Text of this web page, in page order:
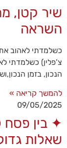
שיר קטן,
השראה
כשלמדתי לאהוב
צ’פלין) כשלמדתי
הנכון, בזמן
להמשך קריאה »
09/05/2025
✦ בין
שאלות
ביקורך
תגדל
לראות תוכן
והצעות
מותאמות
אישית.